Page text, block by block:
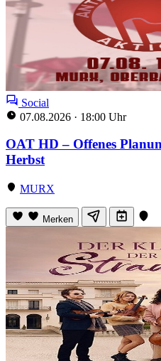
Social
07.08.2026 · 18:00 Uhr
OAT HD – Offenes
Herbst
MURX
Merken